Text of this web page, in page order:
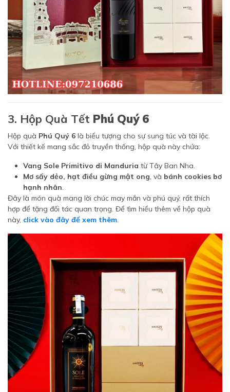
3. Hộp Quà Tết Phú Quý 6
Hộp quà Phú Quý 6 là biểu tượng cho sự sung túc và tài lộc.
Với thiết kế mang sắc đỏ truyền thống, hộp quà này chứa:
Vang Sole Primitivo di Manduria từ Tây Ban Nha.
Mơ sấy dẻo, hạt điều gừng mật ong, và bánh cookies bơ
hạnh nhân.
Đây là món quà mang lời chúc may mắn và phú quý, rất thích
hợp để tặng đối tác quan trọng. Để tìm hiểu thêm về hộp quà
này, click vào đây để xem thêm.